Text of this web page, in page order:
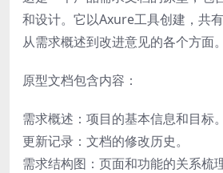
和设计。它以Axure工具创建，共
从需求概述到改进意见的各个方面。
原型文档包含内容：
需求概述：项目的基本信息和目标。
更新记录：文档的修改历史。
需求结构图：页面和功能的关系梳理